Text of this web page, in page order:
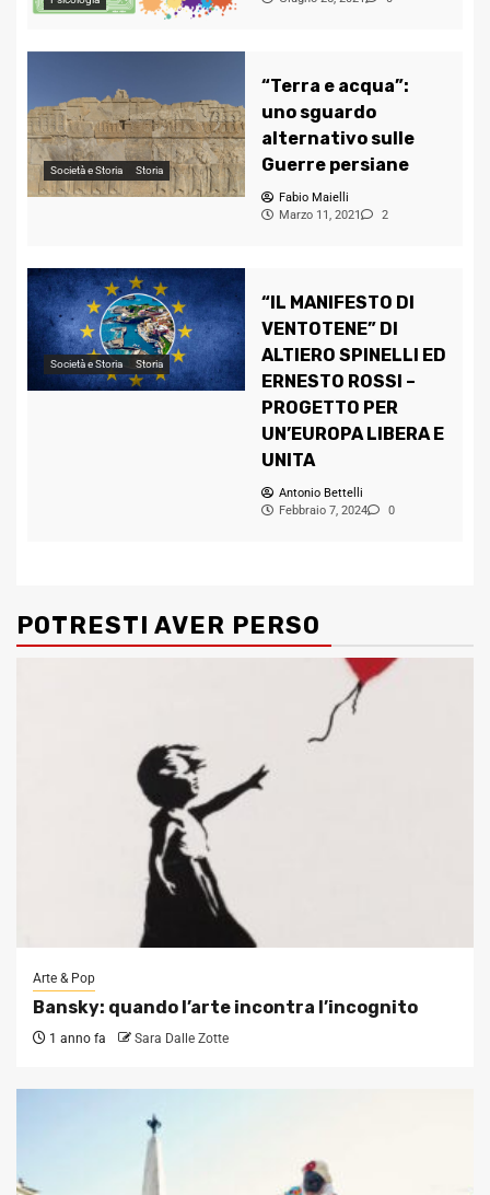
Società e Storia Storia
“Terra e acqua”:
uno sguardo
alternativo sulle
Guerre persiane
Fabio Maielli
Marzo 11, 2021
2
Società e Storia Storia
“IL MANIFESTO DI
VENTOTENE” DI
ALTIERO SPINELLI ED
ERNESTO ROSSI –
PROGETTO PER
UN’EUROPA LIBERA E
UNITA
Antonio Bettelli
Febbraio 7, 2024
0
POTRESTI AVER PERSO
Arte & Pop
Bansky: quando l’arte incontra l’incognito
1 anno fa Sara Dalle Zotte